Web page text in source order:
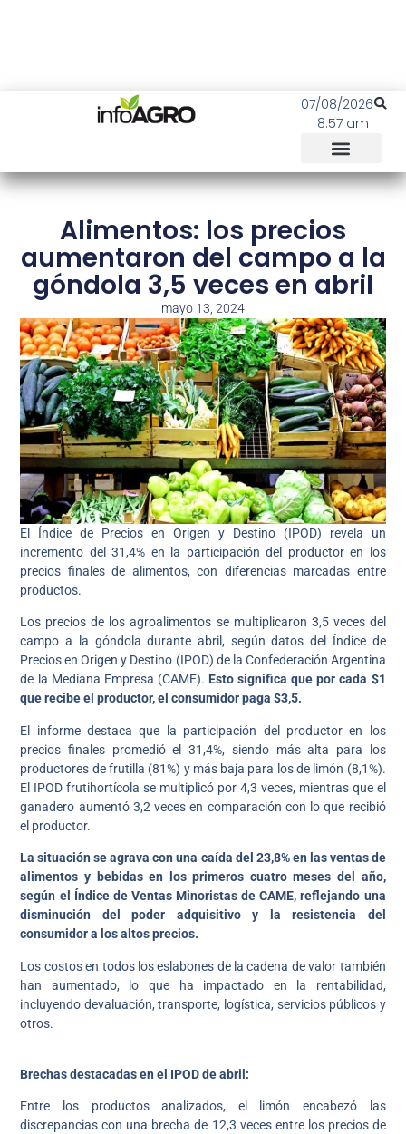
07/08/2026
8:57 am
Alimentos: los precios
aumentaron del campo a la
góndola 3,5 veces en abril
mayo 13, 2024
El Índice de Precios en Origen y Destino (IPOD) revela un
incremento del 31,4% en la participación del productor en los
precios finales de alimentos, con diferencias marcadas entre
productos.
Los precios de los agroalimentos se multiplicaron 3,5 veces del
campo a la góndola durante abril, según datos del Índice de
Precios en Origen y Destino (IPOD) de la Confederación Argentina
de la Mediana Empresa (CAME). Esto significa que por cada $1
que recibe el productor, el consumidor paga $3,5.
El informe destaca que la participación del productor en los
precios finales promedió el 31,4%, siendo más alta para los
productores de frutilla (81%) y más baja para los de limón (8,1%).
El IPOD frutihortícola se multiplicó por 4,3 veces, mientras que el
ganadero aumentó 3,2 veces en comparación con lo que recibió
el productor.
La situación se agrava con una caída del 23,8% en las ventas de
alimentos y bebidas en los primeros cuatro meses del año,
según el Índice de Ventas Minoristas de CAME, reflejando una
disminución del poder adquisitivo y la resistencia del
consumidor a los altos precios.
Los costos en todos los eslabones de la cadena de valor también
han aumentado, lo que ha impactado en la rentabilidad,
incluyendo devaluación, transporte, logística, servicios públicos y
otros.
Brechas destacadas en el IPOD de abril:
Entre los productos analizados, el limón encabezó las
discrepancias con una brecha de 12,3 veces entre los precios de